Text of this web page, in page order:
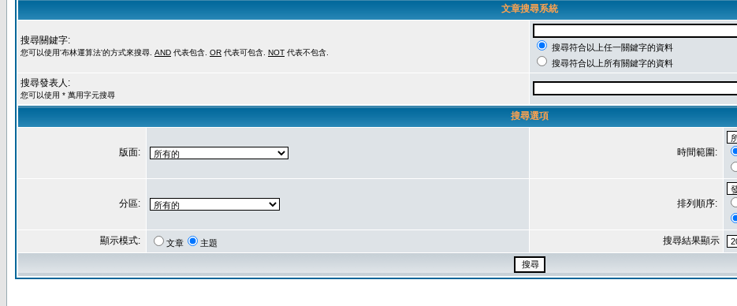
文章搜尋系統
搜尋關鍵字:
您可以使用'布林運算法'的方式來搜尋. AND 代表包含. OR 代表可包含. NOT 代表不包含.
搜尋符合以上任一關鍵字的資料
搜尋符合以上所有關鍵字的資料
搜尋發表人:
您可以使用 * 萬用字元搜尋
搜尋選項
版面: 時間範圍:
分區: 排列順序:
顯示模式: 文章 主題 搜尋結果顯示